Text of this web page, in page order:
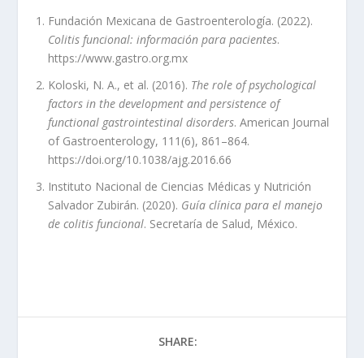
Fundación Mexicana de Gastroenterología. (2022).
Colitis funcional: información para pacientes.
https://www.gastro.org.mx
Koloski, N. A., et al. (2016). The role of psychological
factors in the development and persistence of
functional gastrointestinal disorders. American Journal
of Gastroenterology, 111(6), 861–864.
https://doi.org/10.1038/ajg.2016.66
Instituto Nacional de Ciencias Médicas y Nutrición
Salvador Zubirán. (2020). Guía clínica para el manejo
de colitis funcional. Secretaría de Salud, México.
SHARE: